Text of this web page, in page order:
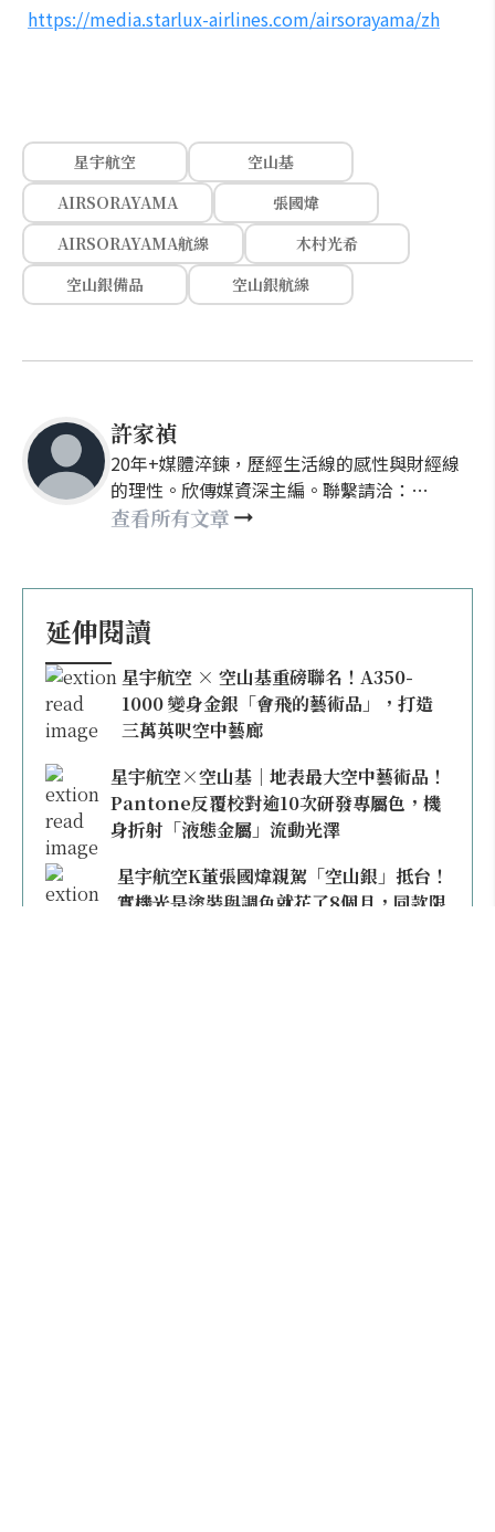
https://media.starlux-airlines.com/airsorayama/zh
星宇航空
空山基
AIRSORAYAMA
張國煒
AIRSORAYAMA航線
木村光希
空山銀備品
空山銀航線
許家禎
20年+媒體淬鍊，歷經生活線的感性與財經線
的理性。欣傳媒資深主編。聯繫請洽：
nellyhsu@xinmedia.com
查看所有文章
延伸閱讀
星宇航空 × 空山基重磅聯名！A350-
1000 變身金銀「會飛的藝術品」，打造
三萬英呎空中藝廊
星宇航空×空山基｜地表最大空中藝術品！
Pantone反覆校對逾10次研發專屬色，機
身折射「液態金屬」流動光澤
星宇航空K董張國煒親駕「空山銀」抵台！
實機光是塗裝與調色就花了8個月，同款限